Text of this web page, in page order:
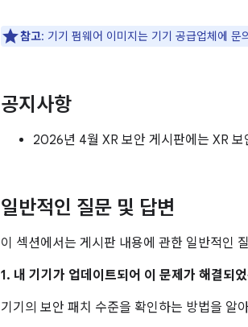
참고: 기기 펌웨어 이미지는 기기 공급업체에 문
공지사항
2026년 4월 XR 보안 게시판에는 XR 보
일반적인 질문 및 답변
이 섹션에서는 게시판 내용에 관한 일반적인
1. 내 기기가 업데이트되어 이 문제가 해결되
기기의 보안 패치 수준을 확인하는 방법을 알